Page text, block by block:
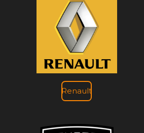
Renault